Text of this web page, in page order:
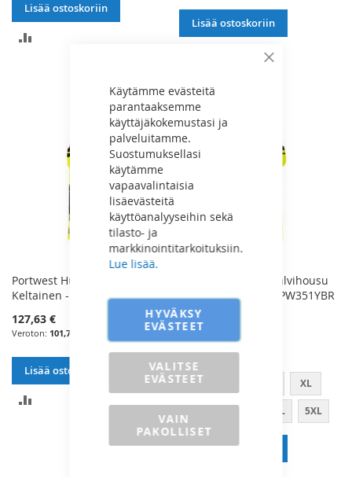
Sulje
Käytämme evästeitä
parantaaksemme
käyttäjäkokemustasi ja
palveluitamme.
Suostumuksellasi
käytämme
vapaavalintaisia
lisäevästeitä
käyttöanalyyseihin sekä
tilasto- ja
markkinointitarkoituksiin.
Lue lisää.
HYVÄKSY
EVÄSTEET
VALITSE
EVÄSTEET
VAIN
PAKOLLISET
Lisää ostoskoriin
Lisää ostoskoriin
Portwest Huomio Avohaalari L
Keltainen - PW356YBRL
127,63 €
101,70 €
Lisää ostoskoriin
Portwest Huomio Talvihousu
Kelta/Musta PW3 - PW351YBR
Alkaen
138,93 €
S XL
4XL 5XL
Lisää ostoskoriin